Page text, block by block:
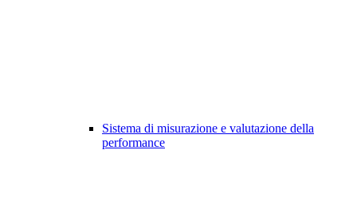
Sistema di misurazione e valutazione della
performance